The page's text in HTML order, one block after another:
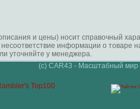
и цены) носит справочный
информации о
уточняйте у менеджера.
(c) CAR43 - Масштабный мир